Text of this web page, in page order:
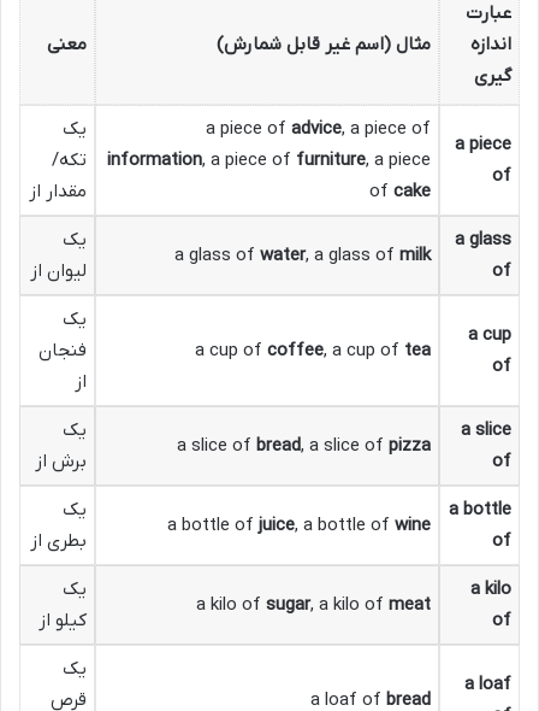
عبارت
اندازه
گیری
مثال (اسم غیر قابل شمارش) معنی
a piece
of
a piece of advice, a piece of
information, a piece of furniture, a piece
of cake
یک
تکه/
مقدار از
a glass
of
a glass of water, a glass of milk
یک
لیوان از
a cup
of
a cup of coffee, a cup of tea
یک
فنجان
از
a slice
of
a slice of bread, a slice of pizza
یک
برش از
a bottle
of
a bottle ofjuice, a bottle of wine
یک
بطری از
a kilo
of
a kilo of sugar, a kilo of meat
یک
کیلو از
a loaf
a loaf of bread
یک
قرص